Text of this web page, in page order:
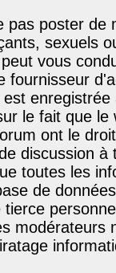
pas poster de
sexuels
vous
fournisseur
le fait que
ont le
discussion
toutes les
de
tierce